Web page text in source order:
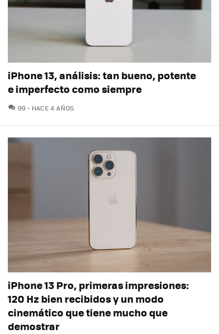
iPhone 13, análisis: tan bueno, potente
e imperfecto como siempre
99 COMENTARIOS
HACE 4 AÑOS
iPhone 13 Pro, primeras impresiones:
120 Hz bien recibidos y un modo
cinemático que tiene mucho que
demostrar